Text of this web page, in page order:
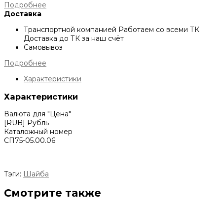
Подробнее
Доставка
Транспортной компанией Работаем со всеми ТК
Доставка до ТК за наш счёт
Самовывоз
Подробнее
Характеристики
Характеристики
Валюта для "Цена"
[RUB] Рубль
Каталожный номер
СП75-05.00.06
Тэги: Шайба
Смотрите также